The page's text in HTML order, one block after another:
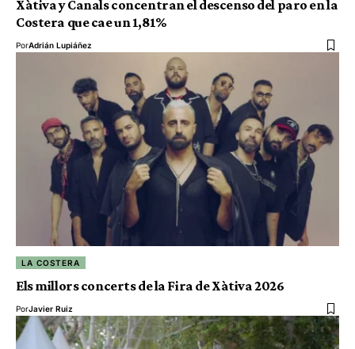
Xàtiva y Canals concentran el descenso del paro en la
Costera que cae un 1,81%
PorAdrián Lupiáñez
LA COSTERA
Els millors concerts de la Fira de Xàtiva 2026
PorJavier Ruiz